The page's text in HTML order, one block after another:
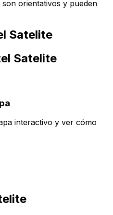
orientativos y pueden
Satelite
Satelite
interactivo y ver cómo